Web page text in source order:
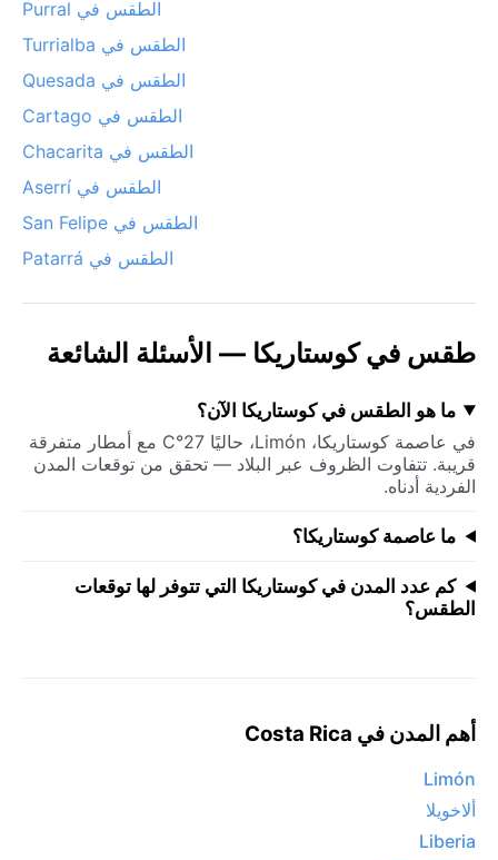
الطقس في Purral
الطقس في Turrialba
الطقس في Quesada
الطقس في Cartago
الطقس في Chacarita
الطقس في Aserrí
الطقس في San Felipe
الطقس في Patarrá
طقس في كوستاريكا — الأسئلة الشائعة
ما هو الطقس في كوستاريكا الآن؟
في عاصمة كوستاريكا، Limón، حاليًا 27°C مع أمطار متفرقة
قريبة. تتفاوت الظروف عبر البلاد — تحقق من توقعات المدن
الفردية أدناه.
ما عاصمة كوستاريكا؟
كم عدد المدن في كوستاريكا التي تتوفر لها توقعات
الطقس؟
أهم المدن في Costa Rica
Limón
ألاخويلا
Liberia